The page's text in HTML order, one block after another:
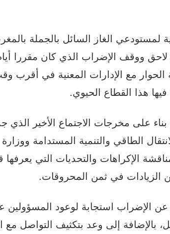
لمستودعي الغاز السائل بالجملة
مع الإدارات المعنية في أقرب
هذا القطاع الحيوي.
على مخرجات الاجتماع الأخير الذي
الطاقي والتنمية المستدامة
الإكراهات والتحديات التي يعرفها
الزيادات في ثمن المحروقات.
عن الإضراب استجابة لوعود المسؤولين
بالإضافة إلى وعد بتكثيف التواصل